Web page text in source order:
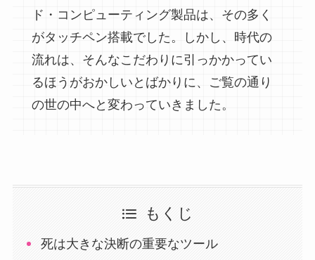
ド・コンピューティング製品は、その多く
がタッチペン搭載でした。しかし、時代の
流れは、そんなこだわりに引っかかってい
るほうがおかしいとばかりに、ご覧の通り
の世の中へと変わっていきました。
もくじ
死は大きな決断の重要なツール